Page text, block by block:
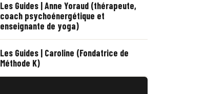
Les Guides | Anne Yoraud (thérapeute,
coach psychoénergétique et
enseignante de yoga)
Les Guides | Caroline (Fondatrice de
Méthode K)